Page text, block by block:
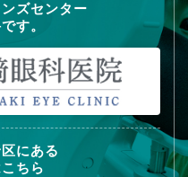
ズセンター
す。
にある
ちら